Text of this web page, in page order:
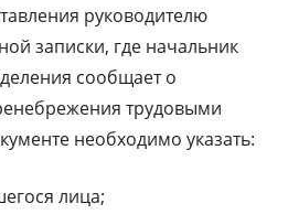
руководителю
записки, где начальник
сообщает о
трудовыми
необходимо указать:
лица;